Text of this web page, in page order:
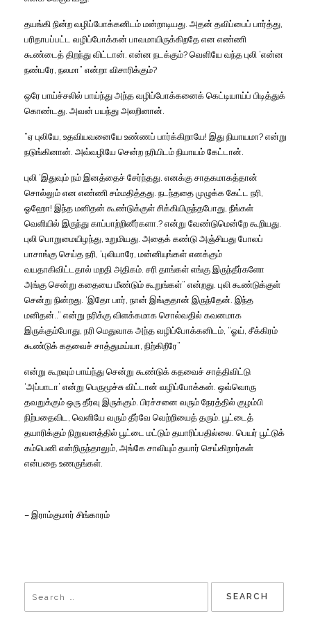
தயங்கி நின்ற வழிப்போக்கனிடம் மன்றாடியது. அதன் தவிப்பைப் பார்த்து,
பரிதாபப்பட்ட வழிப்போக்கன் பாவமாயிருக்கிறதே என எண்ணி
கூண்டைத் திறந்து விட்டான். என்ன நடக்கும்? வெளியே வந்த புலி ‘என்ன
நண்பரே, நலமா” என்றா விசாரிக்கும்?
ஒரே பாய்ச்சலில் பாய்ந்து அந்த வழிப்போக்கனைக் கெட்டியாய்ப் பிடித்துக்
கொண்டது. அவன் பயந்து அலறினான்.
“ஏ புலியே, உதவியவனையே உண்ணப் பார்க்கிறாயே! இது நியாயமா? என்று
நடுங்கினான். அவ்வழியே சென்ற நரியிடம் நியாயம் கேட்டான்.
புலி ‘இதுவும் நம் இனத்தைச் சேர்ந்தது. எனக்கு சாதகமாகத்தான்
சொல்லும் என எண்ணி சம்மதித்தது. நடந்ததை முழுக்க கேட்ட நரி,
ஓஹோ! இந்த மனிதன் கூண்டுக்குள் சிக்கியிருந்தபோது, நீங்கள்
வெளியில் இருந்து காப்பாற்றினீர்களா.? என்று வேண்டுமென்றே கூறியது.
புலி பொறுமையிழந்து, உறுமியது. அதைக் கண்டு அஞ்சியது போலப்
பாசாங்கு செய்த நரி, ‘புலியாரே, மன்னியுங்கள் எனக்கும்
வயதாகிவிட்டதால் மறதி அதிகம். சரி தாங்கள் எங்கு இருந்தீர்களோ
அங்கு சென்று கதையை மீண்டும் கூறுங்கள்” என்றது. புலி கூண்டுக்குள்
சென்று நின்றது. ‘இதோ பார், நான் இங்குதான் இருந்தேன். இந்த
மனிதன்..” என்று நரிக்கு விளக்கமாக சொல்வதில் கவனமாக
இருக்கும்போது, நரி மெதுவாக அந்த வழிப்போக்கனிடம், “ஓய், சீக்கிரம்
கூண்டுக் கதவைச் சாத்துமய்யா, நிற்கிறீரே”
என்று கூறவும் பாய்ந்து சென்று கூண்டுக் கதவைச் சாத்திவிட்டு
‘அப்பாடா’ என்று பெருமூச்சு விட்டான் வழிப்போக்கன். ஒவ்வொரு
தவறுக்கும் ஒரு தீர்வு இருக்கும். பிரச்சனை வரும் நேரத்தில் குழம்பி
நிற்பதைவிட, வெளியே வரும் தீர்வே வெற்றியைத் தரும். பூட்டைத்
தயாரிக்கும் நிறுவனத்தில் பூட்டை மட்டும் தயாரிப்பதில்லை. பெயர் பூட்டுக்
கம்பெனி என்றிருந்தாலும், அங்கே சாவியும் தயார் செய்கிறார்கள்
என்பதை உணருங்கள்.
– இராம்குமார் சிங்காரம்